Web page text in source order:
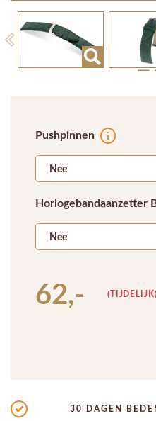
Previous
Pushpinnen
Horlogebandaanzetter
62,-
30 DAGEN